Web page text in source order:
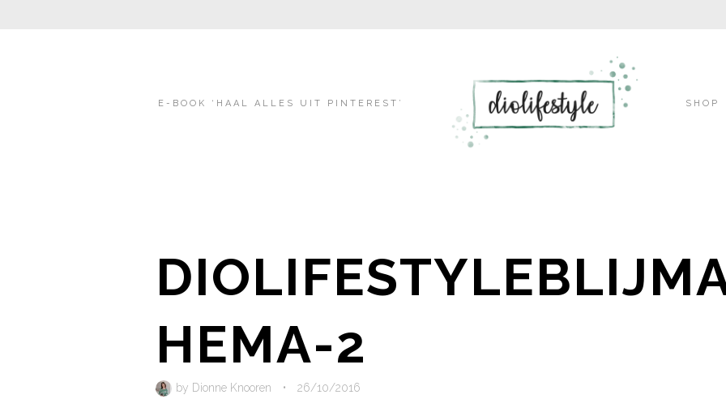
content
E-BOOK ‘HAAL ALLES UIT PINTEREST’ SHOP
HEMA-2
by Dionne Knooren • 26/10/2016